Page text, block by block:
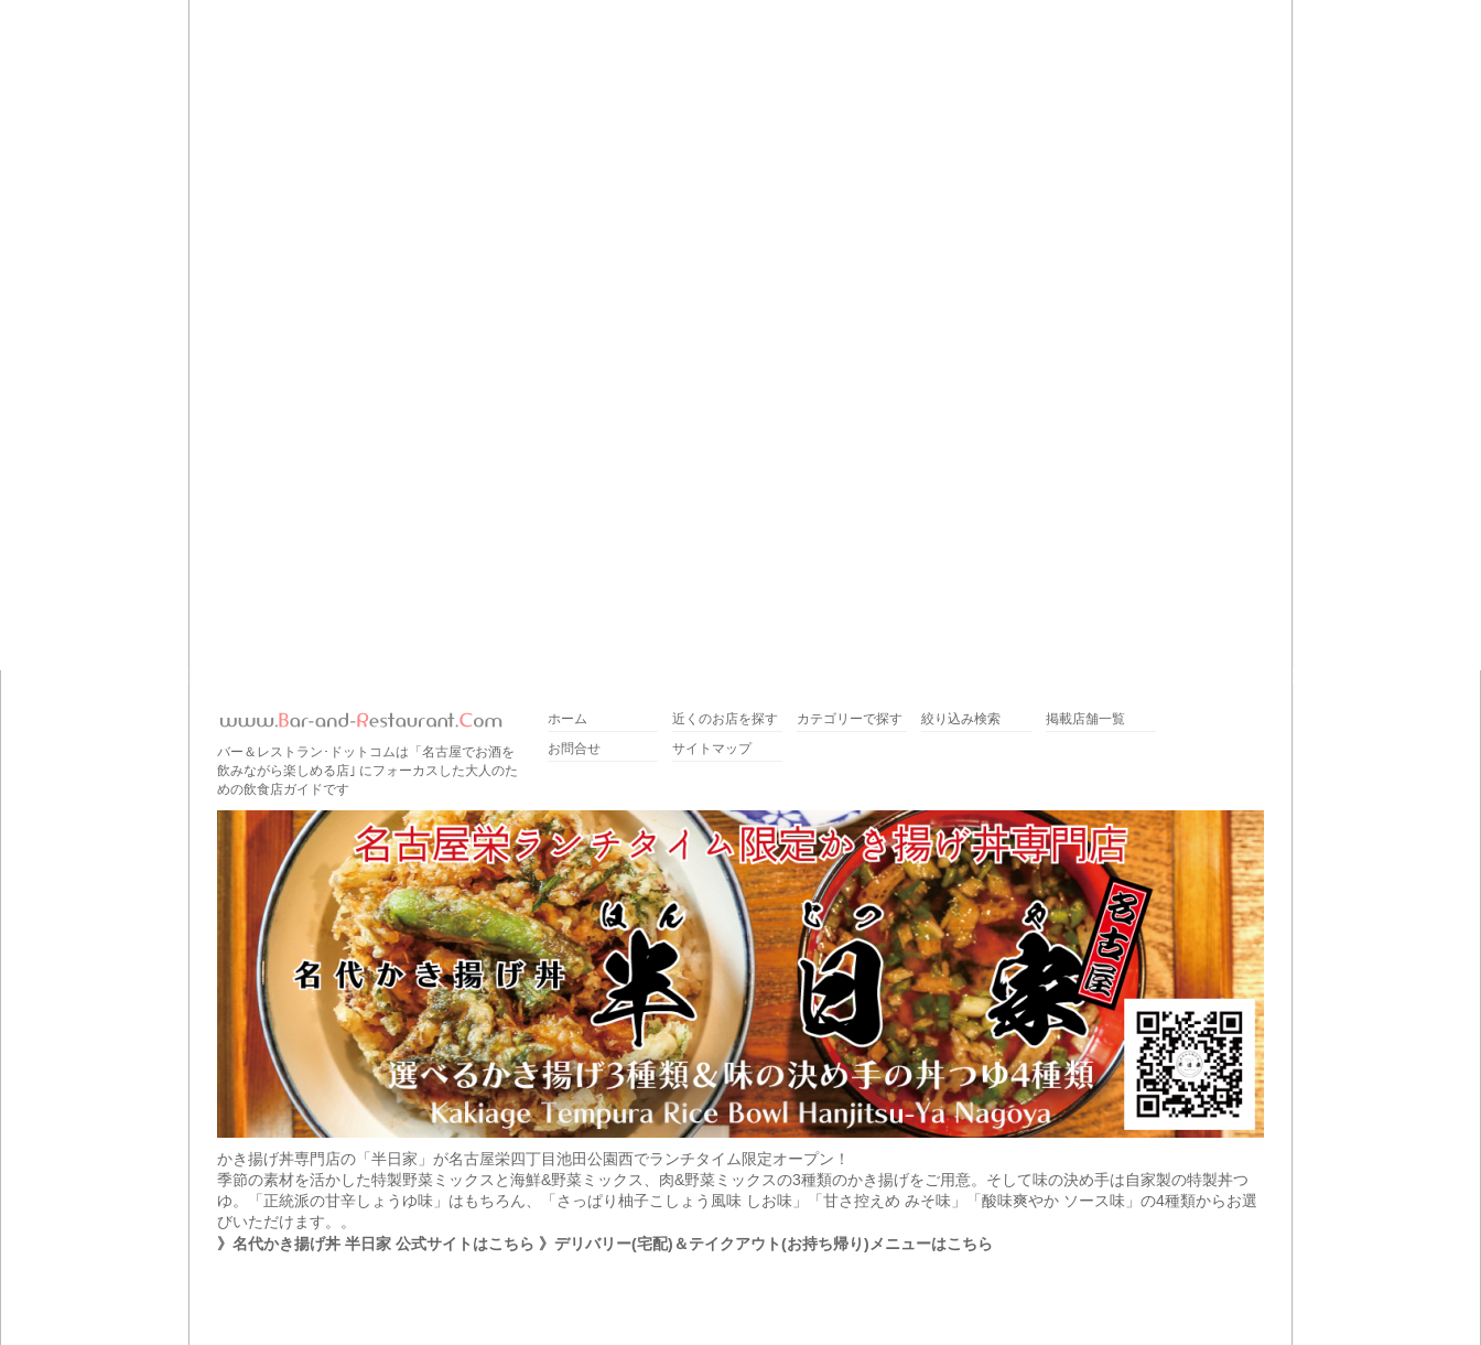
バー＆レストラン･ドットコムは「名古屋でお酒を
飲みながら楽しめる店｣ にフォーカスした大人のた
めの飲食店ガイドです
ホーム 近くのお店を探す カテゴリーで探す 絞り込み検索
掲載店舗一覧
お問合せ
サイトマップ
かき揚げ丼専門店の「半日家」が名古屋栄四丁目池田公園西でランチタイム限定オープン！
季節の素材を活かした特製野菜ミックスと海鮮&野菜ミックス、肉&野菜ミックスの3種類のかき揚げをご用意。そして味の決め手は自家製の特製丼つ
ゆ。「正統派の甘辛しょうゆ味」はもちろん、「さっぱり柚子こしょう風味 しお味」「甘さ控えめ みそ味」「酸味爽やか ソース味」の4種類からお選
びいただけます。。
》名代かき揚げ丼 半日家 公式サイトはこちら 》デリバリー(宅配)＆テイクアウト(お持ち帰り)メニューはこちら